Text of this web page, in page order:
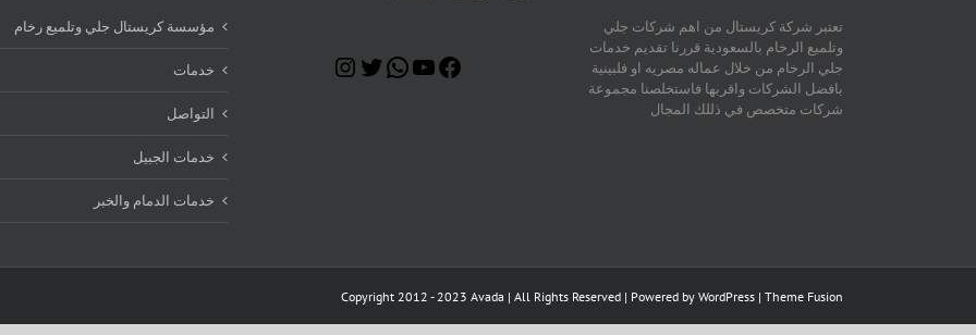
تعتبر شركة كريستال من اهم شركات جلي
وتلميع الرخام بالسعودية قررنا تقديم خدمات
جلي الرخام من خلال عماله مصريه او فلبينية
بافضل الشركات واقربها فاستخلصنا مجموعة
شركات متخصص في ذللك المجال
Facebook
YouTube
WhatsApp
Twitter
مؤسسة كريستال جلي وتلميع رخام
خدمات
التواصل
خدمات الجبيل
خدمات الدمام والخبر
Copyright 2012 - 2023 Avada | All Rights Reserved | Powered by WordPress | Theme Fusion